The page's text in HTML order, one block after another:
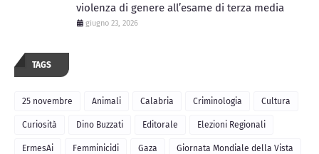
violenza di genere all’esame di terza media
giugno 23, 2026
TAGS
25 novembre Animali Calabria Criminologia Cultura
Curiosità Dino Buzzati Editorale Elezioni Regionali
ErmesAi Femminicidi Gaza Giornata Mondiale della Vista